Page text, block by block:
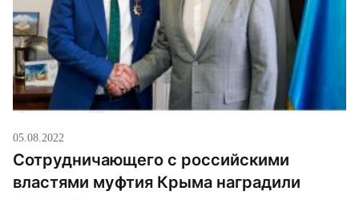
05.08.2022
Сотрудничающего с российскими
властями муфтия Крыма наградили